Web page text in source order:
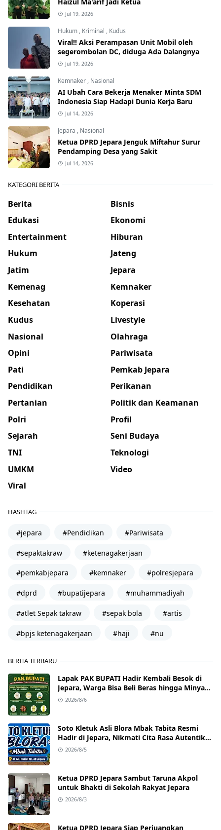
Jul 19, 2026
Hukum , Kriminal , Kudus
Viral!! Aksi Perampasan Unit Mobil oleh
segerombolan DC, diduga Ada Dalangnya
Jul 19, 2026
Kemnaker , Nasional
AI Ubah Cara Bekerja Menaker Minta SDM
Indonesia Siap Hadapi Dunia Kerja Baru
Jul 14, 2026
Jepara , Nasional
Ketua DPRD Jepara Jenguk Miftahur Surur
Pendamping Desa yang Sakit
Jul 14, 2026
KATEGORI BERITA
Berita
Bisnis
Edukasi
Ekonomi
Entertainment
Hiburan
Hukum
Jateng
Jatim
Jepara
Kemenag
Kemnaker
Kesehatan
Koperasi
Kudus
Livestyle
Nasional
Olahraga
Opini
Pariwisata
Pati
Pemkab Jepara
Pendidikan
Perikanan
Pertanian
Politik dan Keamanan
Polri
Profil
Sejarah
Seni Budaya
TNI
Teknologi
UMKM
Video
Viral
HASHTAG
#jepara #Pendidikan #Pariwisata
#sepaktakraw #ketenagakerjaan
#pemkabjepara #kemnaker #polresjepara
#dprd #bupatijepara #muhammadiyah
#atlet Sepak takraw #sepak bola #artis
#bpjs ketenagakerjaan #haji #nu
BERITA TERBARU
Lapak PAK BUPATI Hadir Kembali Besok di
Jepara, Warga Bisa Beli Beras hingga Minyak
Goreng dengan Harga Terjangkau
2026/8/6
Soto Kletuk Asli Blora Mbak Tabita Resmi
Hadir di Jepara, Nikmati Cita Rasa Autentik
Mulai Rp10 Ribu
2026/8/5
Ketua DPRD Jepara Sambut Taruna Akpol
untuk Bhakti di Sekolah Rakyat Jepara
2026/8/3
Ketua DPRD Jepara Siap Perjuangkan